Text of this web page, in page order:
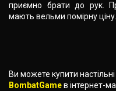
приємно брати до рук.
мають вельми помірну ціну.
Ви можете купити
BombatGameв інтернет-